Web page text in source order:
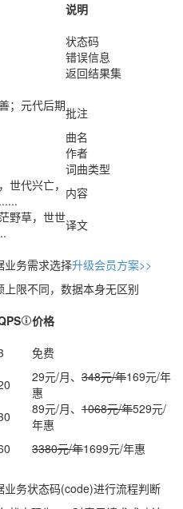
说明
状态码
错误信息
返回结果集
；元代后期批注
曲名
作者
词曲类型
世代兴亡， 内容
野草，世世译文
业务需求选择升级会员方案>>
限不同，数据本身无区别
价格
免费
29元/月、 348元/年169元/年
惠
89元/月、 1068元/年529元/
年惠
3380元/年1699元/年惠
务状态码(code)进行流程判断